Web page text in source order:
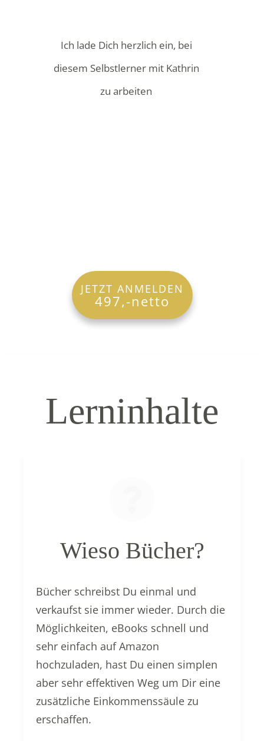
Ich lade Dich herzlich ein, bei
diesem Selbstlerner mit Kathrin
zu arbeiten
JETZT ANMELDEN
497,-netto
Lerninhalte
Wieso Bücher?
Bücher schreibst Du einmal und
verkaufst sie immer wieder. Durch die
Möglichkeiten, eBooks schnell und
sehr einfach auf Amazon
hochzuladen, hast Du einen simplen
aber sehr effektiven Weg um Dir eine
zusätzliche Einkommenssäule zu
erschaffen.